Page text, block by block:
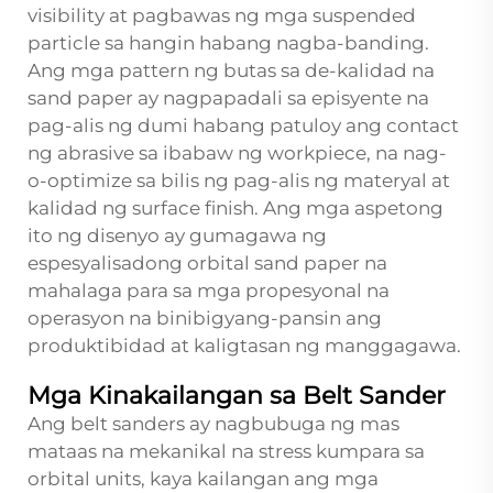
visibility at pagbawas ng mga suspended
particle sa hangin habang nagba-banding.
Ang mga pattern ng butas sa de-kalidad na
sand paper ay nagpapadali sa episyente na
pag-alis ng dumi habang patuloy ang contact
ng abrasive sa ibabaw ng workpiece, na nag-
o-optimize sa bilis ng pag-alis ng materyal at
kalidad ng surface finish. Ang mga aspetong
ito ng disenyo ay gumagawa ng
espesyalisadong orbital sand paper na
mahalaga para sa mga propesyonal na
operasyon na binibigyang-pansin ang
produktibidad at kaligtasan ng manggagawa.
Mga Kinakailangan sa Belt Sander
Ang belt sanders ay nagbubuga ng mas
mataas na mekanikal na stress kumpara sa
orbital units, kaya kailangan ang mga